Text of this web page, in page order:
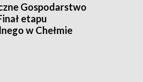
Gospodarstwo
etapu
w Chełmie